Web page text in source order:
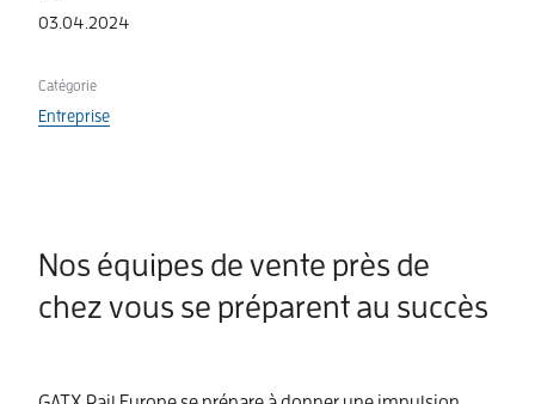
03.04.2024
Catégorie
Entreprise
Nos équipes de vente près de
chez vous se préparent au succès